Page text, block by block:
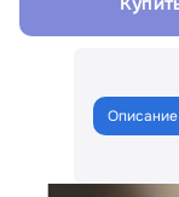
Описание